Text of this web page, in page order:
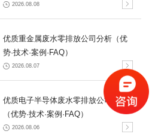
2026.08.08
优质重金属废水零排放公司分析（优
势·技术·案例·FAQ）
2026.08.07
优质电子半导体废水零排放公司分析
（优势·技术·案例·FAQ）
2026.08.06